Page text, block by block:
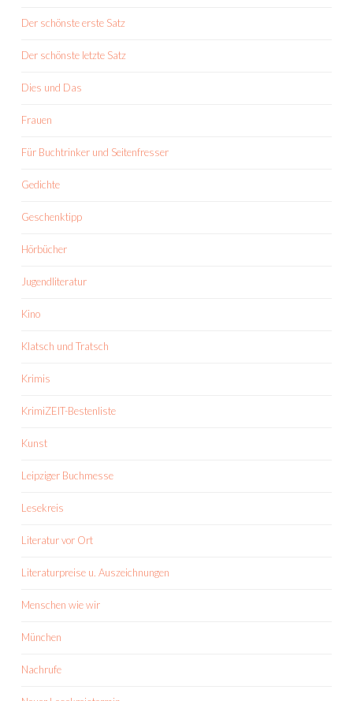
Der schönste erste Satz
Der schönste letzte Satz
Dies und Das
Frauen
Für Buchtrinker und Seitenfresser
Gedichte
Geschenktipp
Hörbücher
Jugendliteratur
Kino
Klatsch und Tratsch
Krimis
KrimiZEIT-Bestenliste
Kunst
Leipziger Buchmesse
Lesekreis
Literatur vor Ort
Literaturpreise u. Auszeichnungen
Menschen wie wir
München
Nachrufe